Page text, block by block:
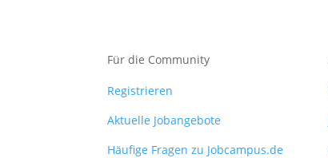
Für die Community
Registrieren
Aktuelle Jobangebote
Häufige Fragen zu Jobcampus.de